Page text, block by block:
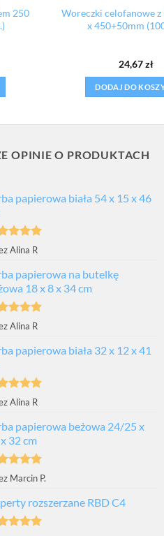
250
Woreczki celofanowe z
x 450+50mm
24,67zł
DODAJ DO
OPINIE O PRODUKTACH
papierowa biała 54 x 15 x 46
5
Alina R
papierowa na butelkę
18 x 8 x 34 cm
5
Alina R
papierowa biała 32 x 12 x 41
5
Alina R
papierowa beżowa 24/25 x
32 cm
5
Marcin P.
rozszerzane RBD C4